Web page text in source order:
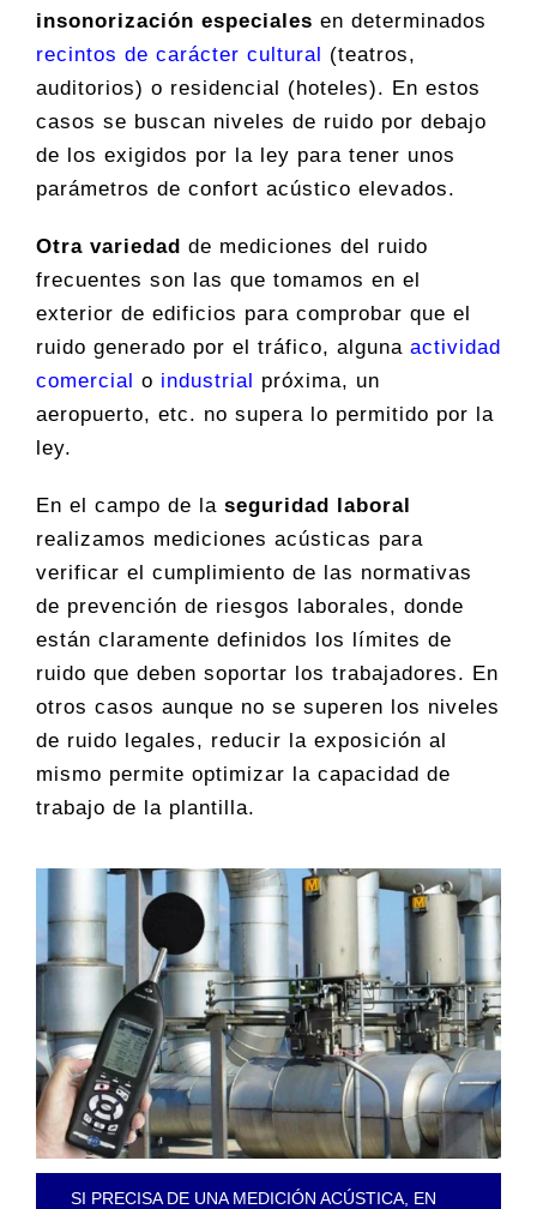
insonorización especiales en determinados
recintos de carácter cultural (teatros,
auditorios) o residencial (hoteles). En estos
casos se buscan niveles de ruido por debajo
de los exigidos por la ley para tener unos
parámetros de confort acústico elevados.
Otra variedad de mediciones del ruido
frecuentes son las que tomamos en el
exterior de edificios para comprobar que el
ruido generado por el tráfico, alguna actividad
comercial o industrial próxima, un
aeropuerto, etc. no supera lo permitido por la
ley.
En el campo de la seguridad laboral
realizamos mediciones acústicas para
verificar el cumplimiento de las normativas
de prevención de riesgos laborales, donde
están claramente definidos los límites de
ruido que deben soportar los trabajadores. En
otros casos aunque no se superen los niveles
de ruido legales, reducir la exposición al
mismo permite optimizar la capacidad de
trabajo de la plantilla.
SI PRECISA DE UNA MEDICIÓN ACÚSTICA, EN